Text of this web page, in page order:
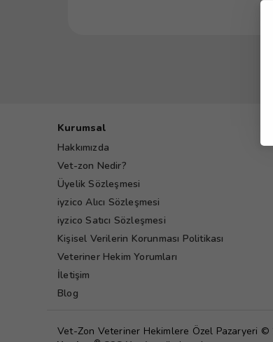
Kurumsal
Hakkımızda
Vet-zon Nedir?
Üyelik Sözleşmesi
iyzico Alıcı Sözleşmesi
iyzico Satıcı Sözleşmesi
Kişisel Verilerin Korunması Politikası
Veteriner Hekim Yorumları
İletişim
Blog
Vet-Zon Veteriner Hekimlere Özel Pazaryeri ©